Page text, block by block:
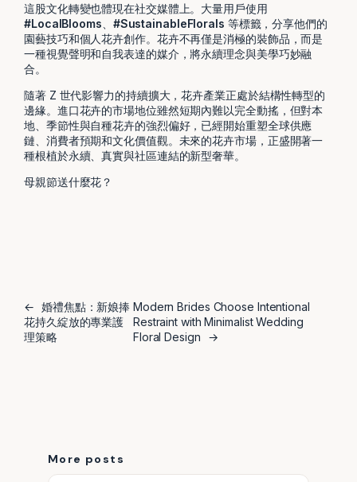
這股文化轉變也體現在社交媒體上。大量用戶使用
#LocalBlooms
#SustainableFlorals 等標籤，分享他們的
園藝技巧和個人花卉創作。花卉不再僅是消極的裝飾品，而是
一種視覺聲明和自我表達的媒介，將永續理念與美學巧妙融
合。
隨著 Z 世代影響力的持續擴大，花卉產業正處於結構性轉型的
邊緣。進口花卉的市場地位雖然短期內難以完全動搖，但對本
地、季節性與自種花卉的強烈偏好，已經開始重塑全球供應
鏈、消費者預期和文化價值觀。未來的花卉市場，正盛開著一
種根植於永續、真實與社區連結的新型奢華。
母親節送什麼花？
← 婚禮焦點：新娘捧
花持久綻放的專業護
理策略
Modern Brides Choose Intentional
Restraint with Minimalist Wedding
Floral Design
→
More posts